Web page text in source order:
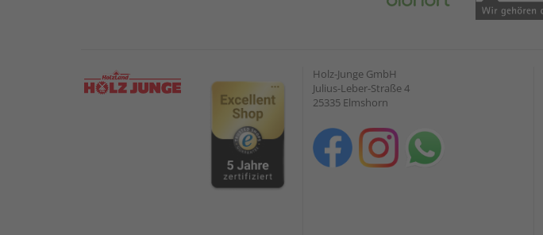
Holz-Junge GmbH
Julius-Leber-Straße 4
25335 Elmshorn